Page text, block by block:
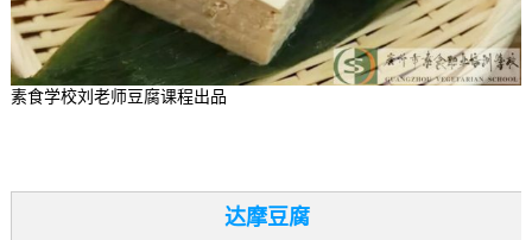
素食学校刘老师豆腐课程出品
达摩豆腐